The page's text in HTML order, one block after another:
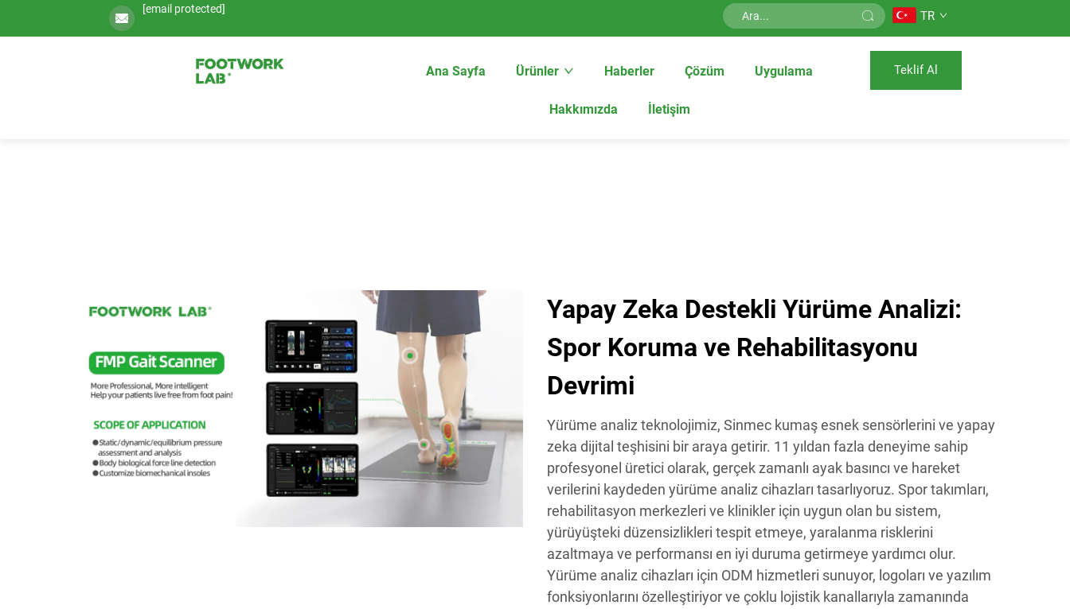
[email protected] TR
Ana Sayfa Ürünler Haberler Çözüm Uygulama
Hakkımızda İletişim
Teklif Al
Yapay Zeka Destekli Yürüme Analizi:
Spor Koruma ve Rehabilitasyonu
Devrimi
Yürüme analiz teknolojimiz, Sinmec kumaş esnek sensörlerini ve yapay
zeka dijital teşhisini bir araya getirir. 11 yıldan fazla deneyime sahip
profesyonel üretici olarak, gerçek zamanlı ayak basıncı ve hareket
verilerini kaydeden yürüme analiz cihazları tasarlıyoruz. Spor takımları,
rehabilitasyon merkezleri ve klinikler için uygun olan bu sistem,
yürüyüşteki düzensizlikleri tespit etmeye, yaralanma risklerini
azaltmaya ve performansı en iyi duruma getirmeye yardımcı olur.
Yürüme analiz cihazları için ODM hizmetleri sunuyor, logoları ve yazılım
fonksiyonlarını özelleştiriyor ve çoklu lojistik kanallarıyla zamanında